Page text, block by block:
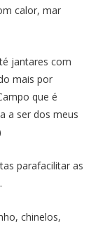
calor, mar
jantares com
mais por
que é
a ser dos meus
parafacilitar as
chinelos,